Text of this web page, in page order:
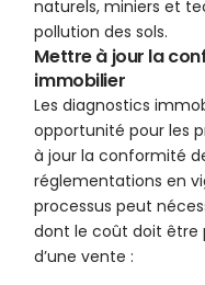
naturels, miniers et
pollution des sols.
Mettre à jour la
immobilier
Les diagnostics
opportunité pour les
à jour la conformité
réglementations en
processus peut
dont le coût doit être
d’une vente :